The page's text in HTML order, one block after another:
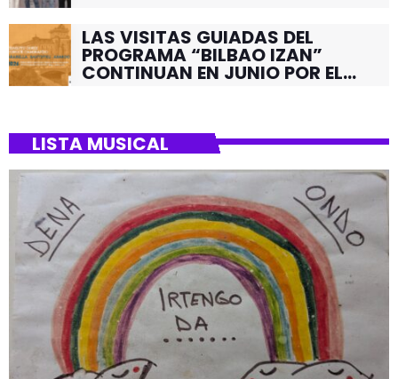
LAS VISITAS GUIADAS DEL
PROGRAMA “BILBAO IZAN”
CONTINUAN EN JUNIO POR EL
LISTA MUSICAL